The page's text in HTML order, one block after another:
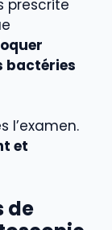
prescrite
bactéries
l’examen.
et
de